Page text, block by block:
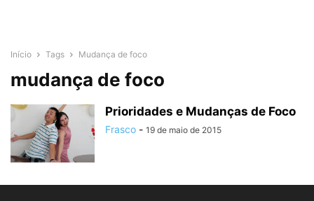
Início Tags Mudança de foco
mudança de foco
Prioridades e Mudanças de Foco
Frasco - 19 de maio de 2015